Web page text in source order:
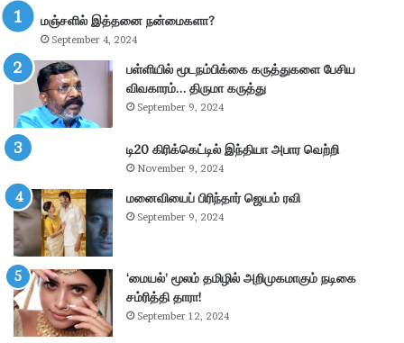
ல்
கா
க்
கை
4
.
3
கோ
டி
ரூ
பா
ய்
வ
சூ
ல்
மஞ்சளில் இத்தனை நன்மைகளா?
September 4, 2024
பள்ளியில் மூடநம்பிக்கை கருத்துகளை பேசிய
விவகாரம்… திருமா கருத்து
September 9, 2024
டி20 கிரிக்கெட்டில் இந்தியா அபார வெற்றி
November 9, 2024
மனைவியைப் பிரிந்தார் ஜெயம் ரவி
September 9, 2024
‘மையல்’ மூலம் தமிழில் அறிமுகமாகும் நடிகை
சம்ரித்தி தாரா!
September 12, 2024